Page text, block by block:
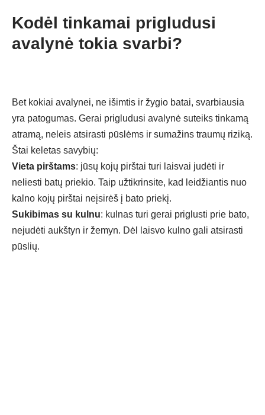
Kodėl tinkamai prigludusi
avalynė tokia svarbi?
Bet kokiai avalynei, ne išimtis ir žygio batai, svarbiausia
yra patogumas. Gerai prigludusi avalynė suteiks tinkamą
atramą, neleis atsirasti pūslėms ir sumažins traumų riziką.
Štai keletas savybių:
Vieta pirštams: jūsų kojų pirštai turi laisvai judėti ir
neliesti batų priekio. Taip užtikrinsite, kad leidžiantis nuo
kalno kojų pirštai neįsirėš į bato priekį.
Sukibimas su kulnu: kulnas turi gerai priglusti prie bato,
nejudėti aukštyn ir žemyn. Dėl laisvo kulno gali atsirasti
pūslių.